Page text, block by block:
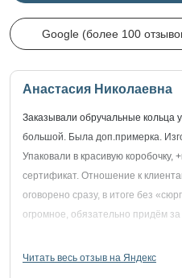
Google (более 100
Анастасия Николаевна
Заказывали обручальные кольца
большой. Была доп.примерка.
Упаковали в красивую коробочку,
сертификат. Отношение к
оговорено сразу, в итоге без
огромное, обязательно придём
Читать весь отзыв на Яндекс